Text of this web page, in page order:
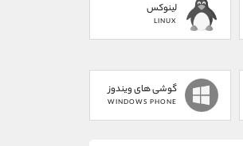
لینوکس
LINUX
گوشی های ویندوز
WINDOWS PHONE